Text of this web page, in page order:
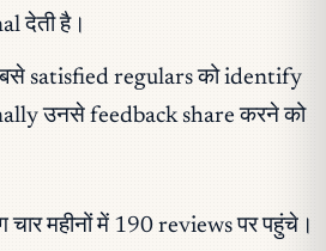
देती है।
satisfied regulars को identify
उनसे feedback share करने को
महीनों में 190 reviews पर पहुंचे।